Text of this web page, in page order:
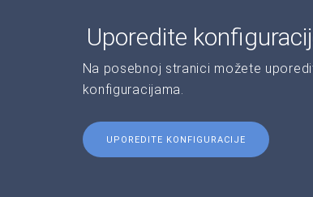
Uporedite
Na posebnoj stranici možete
konfiguracijama.
UPOREDITE KONFIGURACIJE